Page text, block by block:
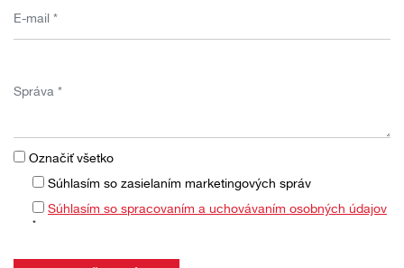
Označiť všetko
Súhlasím so zasielaním marketingových správ
Súhlasím so spracovaním a uchovávaním osobných údajov
*